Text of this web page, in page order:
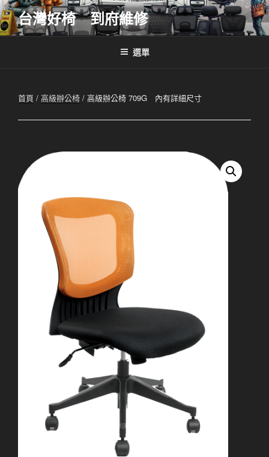
跳
至
主
台灣好椅 到府維修
選單
首頁 / 高級辦公椅 / 高級辦公椅 709G 內有詳細尺寸